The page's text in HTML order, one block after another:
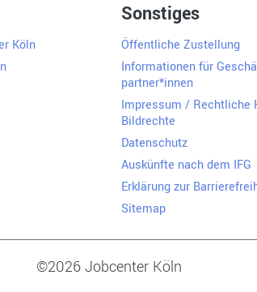
Köln
Sonstiges
Öffentliche Zustellung
Informationen für
partner*innen
Impressum / Rechtliche
Bildrechte
Datenschutz
Auskünfte nach dem IFG
Erklärung zur
Sitemap
©2026 Jobcenter Köln